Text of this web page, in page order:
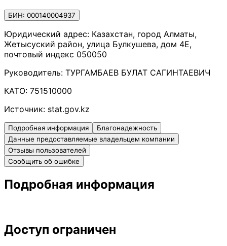
БИН: 000140004937
Юридический адрес: Казахстан, город Алматы,
Жетысуский район, улица Булкушева, дом 4Е,
почтовый индекс 050050
Руководитель: ТУРГАМБАЕВ БУЛАТ САГИНТАЕВИЧ
КАТО: 751510000
Источник: stat.gov.kz
Подробная информация
Благонадежность
Данные предоставляемые владельцем компании
Отзывы пользователей
Сообщить об ошибке
Подробная информация
Доступ ограничен